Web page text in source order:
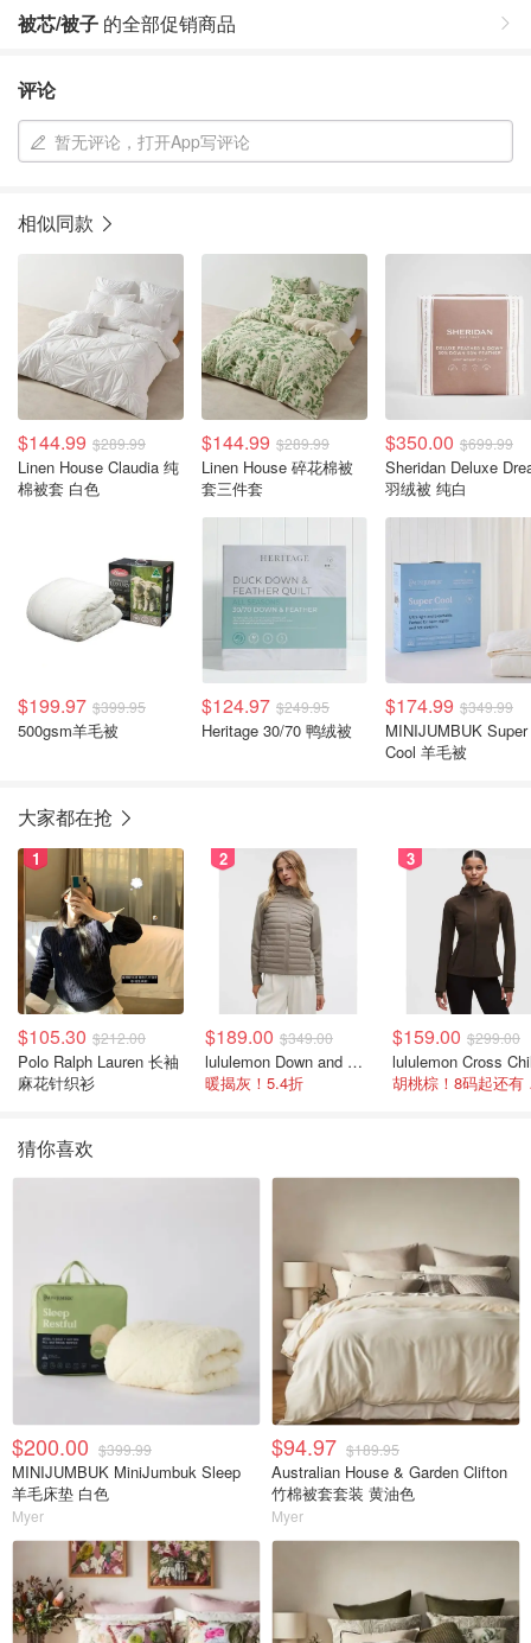
被芯/被子 的全部促销商品
评论
暂无评论，打开App写评论
相似同款
$144.99 $289.99
Linen House Claudia 纯
棉被套 白色
$144.99 $289.99
Linen House 碎花棉被
套三件套
$350.00 $699.99
Sheridan Deluxe
羽绒被 纯白
$199.97 $399.95
500gsm羊毛被
$124.97 $249.95
Heritage 30/70 鸭绒被
$174.99 $349.99
MINIJUMBUK Super
Cool 羊毛被
大家都在抢
1
$105.30 $212.00
Polo Ralph Lauren 长袖
麻花针织衫
2
$189.00 $349.00
lululemon Down and Around 羽绒夹克
暖揭灰！5.4折
3
$159.00 $299.00
猜你喜欢
$200.00 $399.99
MINIJUMBUK MiniJumbuk Sleep
羊毛床垫 白色
Myer
$94.97 $189.95
Australian House & Garden Clifton
竹棉被套套装 黄油色
Myer